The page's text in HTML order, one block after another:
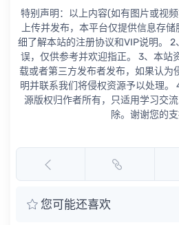
特别声明：以上内容(如有图片或视
上传并发布，本平台仅提供信息存
细了解本站的注册协议和VIP说明。
误，仅供参考并欢迎指正。 3、本站
载或者第三方发布者发布，如果认为
明并联系我们将侵权资源予以处理。
源版权归作者所有，只适用学习交
除。谢谢您的支
您可能还喜欢